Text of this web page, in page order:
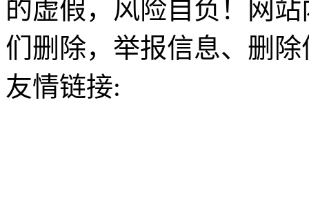
的虚假，风险自负！网
们删除，举报信息、删
友情链接: